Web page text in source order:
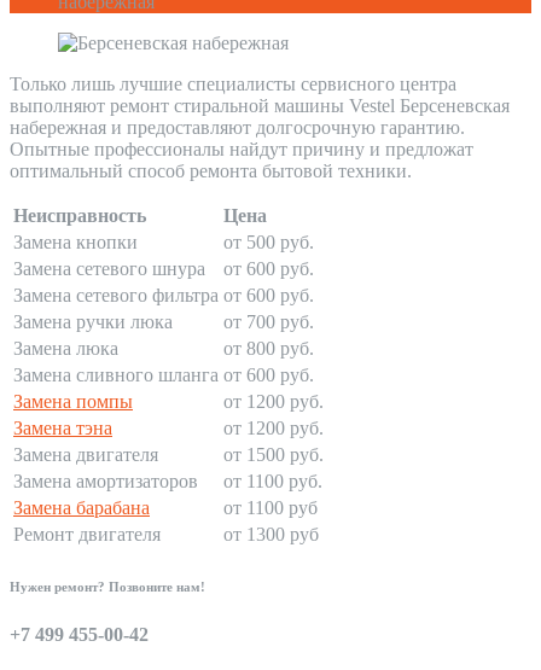
Только лишь лучшие специалисты сервисного центра
выполняют ремонт стиральной машины Vestel Берсеневская
набережная и предоставляют долгосрочную гарантию.
Опытные профессионалы найдут причину и предложат
оптимальный способ ремонта бытовой техники.
Неисправность
Цена
Замена кнопки
от 500 руб.
Замена сетевого шнура
от 600 руб.
Замена сетевого фильтра от 600 руб.
Замена ручки люка
от 700 руб.
Замена люка
от 800 руб.
Замена сливного шланга от 600 руб.
Замена помпы
от 1200 руб.
Замена тэна
от 1200 руб.
Замена двигателя
от 1500 руб.
Замена амортизаторов
от 1100 руб.
Замена барабана
от 1100 руб
Ремонт двигателя
от 1300 руб
Нужен ремонт? Позвоните нам!
+7 499 455-00-42